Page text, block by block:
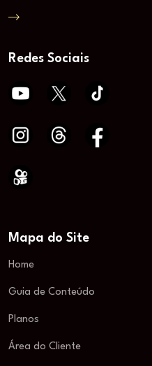
Redes Sociais
Mapa do Site
Home
Guia de Conteúdo
Planos
Área do Cliente